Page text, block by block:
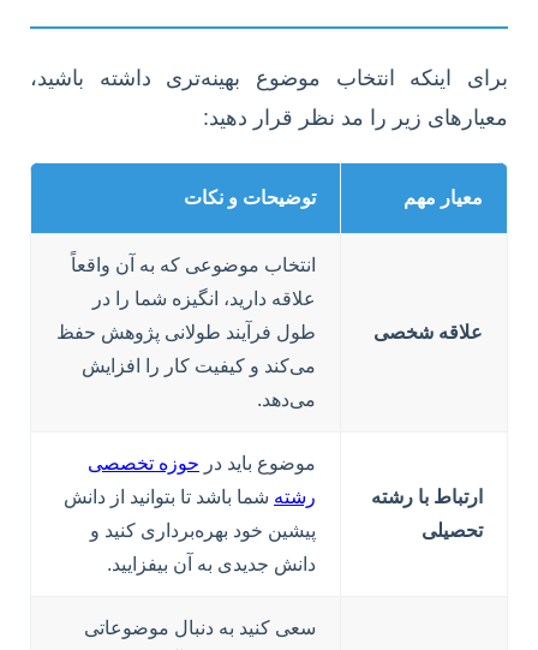
برای اینکه انتخاب موضوع بهینه‌تری داشته باشید،
معیارهای زیر را مد نظر قرار دهید:
معیار مهم توضیحات و نکات
علاقه شخصی
انتخاب موضوعی که به آن واقعاً
علاقه دارید، انگیزه شما را در
طول فرآیند طولانی پژوهش حفظ
می‌کند و کیفیت کار را افزایش
می‌دهد.
ارتباط با رشته
تحصیلی
موضوع باید در حوزه تخصصی
رشته شما باشد تا بتوانید از دانش
پیشین خود بهره‌برداری کنید و
دانش جدیدی به آن بیفزایید.
سعی کنید به دنبال موضوعاتی